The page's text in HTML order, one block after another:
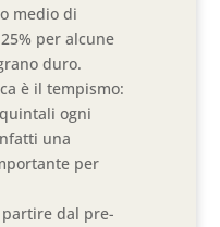
medio di
per alcune
duro.
è il tempismo:
ogni
una
per
dal pre-